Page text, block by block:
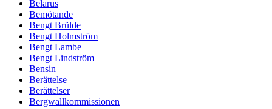
Belarus
Bemötande
Bengt Brülde
Bengt Holmström
Bengt Lambe
Bengt Lindström
Bensin
Berättelse
Berättelser
Bergwallkommissionen